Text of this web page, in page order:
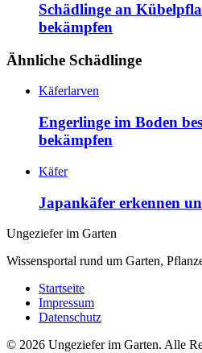
Schädlinge an
bekämpfen
Ähnliche Schädlinge
Käferlarven
Engerlinge im Boden
bekämpfen
Käfer
Japankäfer erkennen
Ungeziefer im Garten
Wissensportal rund um Garten,
Startseite
Impressum
Datenschutz
© 2026 Ungeziefer im Garten. Alle